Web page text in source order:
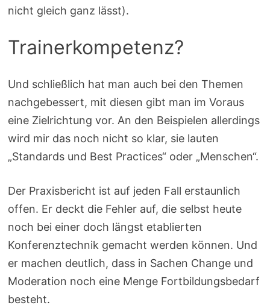
nicht gleich ganz lässt).
Trainerkompetenz?
Und schließlich hat man auch bei den Themen
nachgebessert, mit diesen gibt man im Voraus
eine Zielrichtung vor. An den Beispielen allerdings
wird mir das noch nicht so klar, sie lauten
„Standards und Best Practices“ oder „Menschen“.
Der Praxisbericht ist auf jeden Fall erstaunlich
offen. Er deckt die Fehler auf, die selbst heute
noch bei einer doch längst etablierten
Konferenztechnik gemacht werden können. Und
er machen deutlich, dass in Sachen Change und
Moderation noch eine Menge Fortbildungsbedarf
besteht.